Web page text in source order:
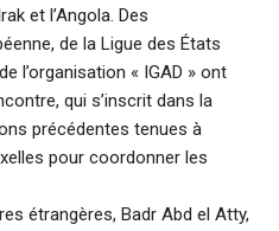
et l’Angola. Des
de la Ligue des États
l’organisation « IGAD » ont
qui s’inscrit dans la
précédentes tenues à
pour coordonner les
étrangères, Badr Abd el Atty,